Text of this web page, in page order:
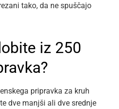
tako, da ne spuščajo
iz 250
pripravka za kruh
dve manjši ali dve srednje